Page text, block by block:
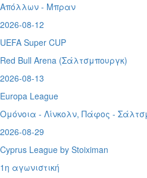
Απόλλων - Μπραν
2026-08-12
UEFA Super CUP
Red Bull Arena (Σάλτσμπουργκ)
2026-08-13
Europa League
Ομόνοια - Λίνκολν, Πάφος -
2026-08-29
Cyprus League by Stoiximan
1η αγωνιστική